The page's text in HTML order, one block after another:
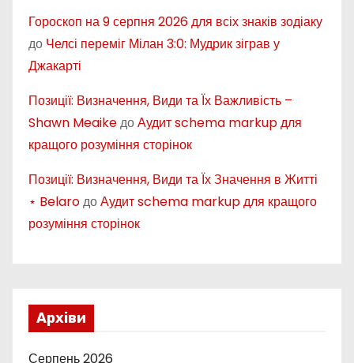
Гороскоп на 9 серпня 2026 для всіх знаків зодіаку
до Челсі переміг Мілан 3:0: Мудрик зіграв у
Джакарті
Позиції: Визначення, Види та Їх Важливість –
Shawn MeaikeдоАудит schema markup для
кращого розуміння сторінок
Позиції: Визначення, Види та Їх Значення в Житті
⋆ BelaroдоАудит schema markup для кращого
розуміння сторінок
Архіви
Серпень 2026